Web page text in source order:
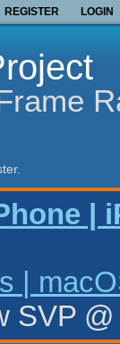
REGISTER LOGIN
|
|
SVP